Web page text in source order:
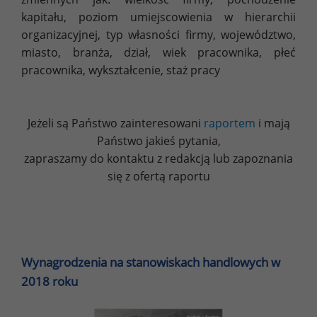
kapitału, poziom umiejscowienia w hierarchii
organizacyjnej, typ własności firmy, województwo,
miasto, branża, dział, wiek pracownika, płeć
pracownika, wykształcenie, staż pracy
Jeżeli są Państwo zainteresowani raportem i mają
Państwo jakieś pytania,
zapraszamy do kontaktu z redakcją lub zapoznania
się z ofertą raportu
Wynagrodzenia na stanowiskach handlowych w
2018 roku